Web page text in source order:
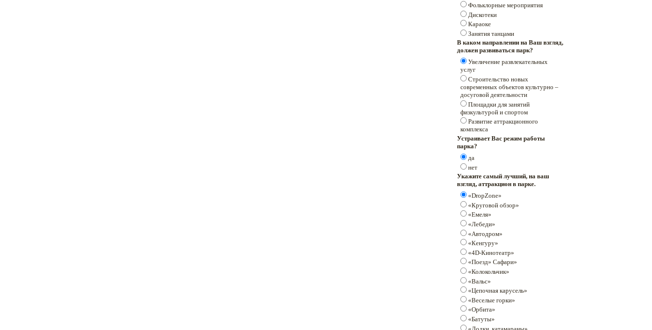
Фольклорные мероприятия
Дискотеки
Караоке
Занятия танцами
В каком направлении на Ваш взгляд,
должен развиваться парк?
Увеличение развлекательных
услуг
Строительство новых
современных объектов культурно –
досуговой деятельности
Площадки для занятий
физкультурой и спортом
Развитие аттракционного
комплекса
Устраивает Вас режим работы
парка?
да
нет
Укажите самый лучший, на ваш
взгляд, аттракцион в парке.
«DropZone»
«Круговой обзор»
«Емеля»
«Лебеди»
«Автодром»
«Кенгуру»
«4D-Кинотеатр»
«Поезд» Сафари»
«Колокольчик»
«Вальс»
«Цепочная карусель»
«Веселые горки»
«Орбита»
«Батуты»